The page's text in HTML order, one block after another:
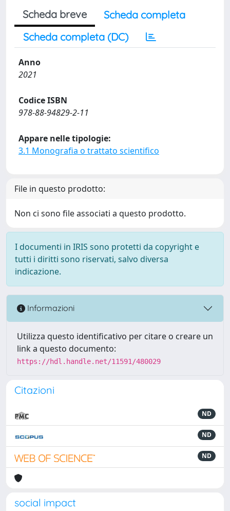
Scheda breve
Scheda completa
Scheda completa (DC)
Anno
2021
Codice ISBN
978-88-94829-2-11
Appare nelle tipologie:
3.1 Monografia o trattato scientifico
File in questo prodotto:
Non ci sono file associati a questo prodotto.
I documenti in IRIS sono protetti da copyright e
tutti i diritti sono riservati, salvo diversa
indicazione.
Informazioni
Utilizza questo identificativo per citare o creare un
link a questo documento:
https://hdl.handle.net/11591/480029
Citazioni
ND
ND
ND
social impact